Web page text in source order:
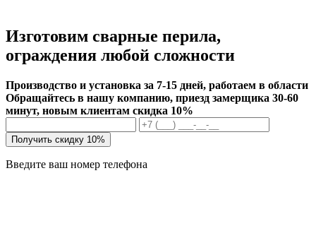
Изготовим сварные перила,
ограждения любой сложности
Производство и установка за 7-15 дней, работаем в области
Обращайтесь в нашу компанию, приезд замерщика 30-60
минут, новым клиентам скидка 10%
Получить скидку 10%
Введите ваш номер телефона